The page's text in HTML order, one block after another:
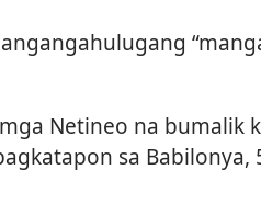
Netineo na bumalik
sa Babilonya,